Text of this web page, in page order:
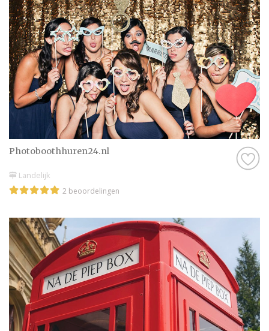
Photoboothhuren24.nl
Landelijk
2 beoordelingen